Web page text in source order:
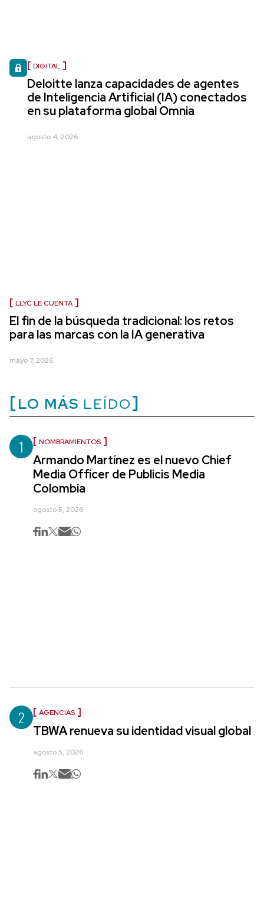
DIGITAL
Deloitte lanza capacidades de agentes
de Inteligencia Artificial (IA) conectados
en su plataforma global Omnia
agosto 4, 2026
LLYC LE CUENTA
El fin de la búsqueda tradicional: los retos
para las marcas con la IA generativa
mayo 7, 2026
LO MÁS LEÍDO
1 NOMBRAMIENTOS
Armando Martínez es el nuevo Chief
Media Officer de Publicis Media
Colombia
agosto 5, 2026
2 AGENCIAS
TBWA renueva su identidad visual global
agosto 5, 2026